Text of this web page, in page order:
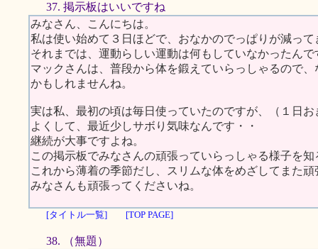
37. 掲示板はいいですね
みなさん、こんにちは。
私は使い始めて３日ほどで、おなかのでっぱりが減っ
それまでは、運動らしい運動は何もしていなかったんで
マックさんは、普段から体を鍛えていらっしゃるので
かもしれませんね。
実は私、最初の頃は毎日使っていたのですが、（１日
よくして、最近少しサボり気味なんです・・
継続が大事ですよね。
この掲示板でみなさんの頑張っていらっしゃる様子を
これから薄着の季節だし、スリムな体をめざしてまた頑
みなさんも頑張ってくださいね。
[タイトル一覧] [TOP PAGE]
38. （無題）